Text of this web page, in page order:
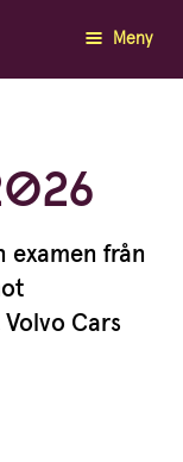
Meny
examen från
Cars